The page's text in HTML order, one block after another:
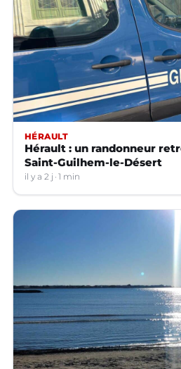
HÉRAULT
Hérault : un randonneur
Saint-Guilhem-le-Désert
il y a 2 j 1 min